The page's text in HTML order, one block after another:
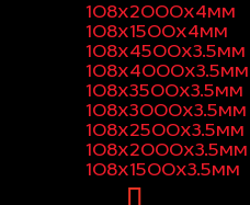
108x2000x4мм
108x1500x4мм
108x4500x3.5мм
108x4000x3.5мм
108x3500x3.5мм
108x3000x3.5мм
108x2500x3.5мм
108x2000x3.5мм
108x1500x3.5мм